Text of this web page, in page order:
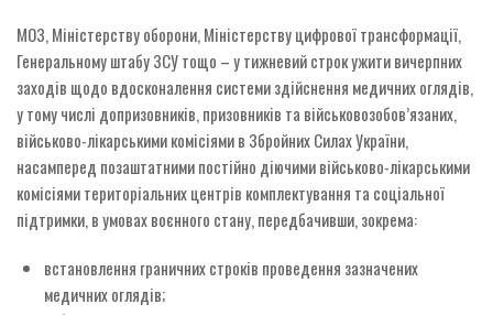
МОЗ, Міністерству оборони, Міністерству цифрової трансформації,
Генеральному штабу ЗСУ тощо – у тижневий строк ужити вичерпних
заходів щодо вдосконалення системи здійснення медичних оглядів,
у тому числі допризовників, призовників та військовозобов’язаних,
військово-лікарськими комісіями в Збройних Силах України,
насамперед позаштатними постійно діючими військово-лікарськими
комісіями територіальних центрів комплектування та соціальної
підтримки, в умовах воєнного стану, передбачивши, зокрема:
встановлення граничних строків проведення зазначених
медичних оглядів;